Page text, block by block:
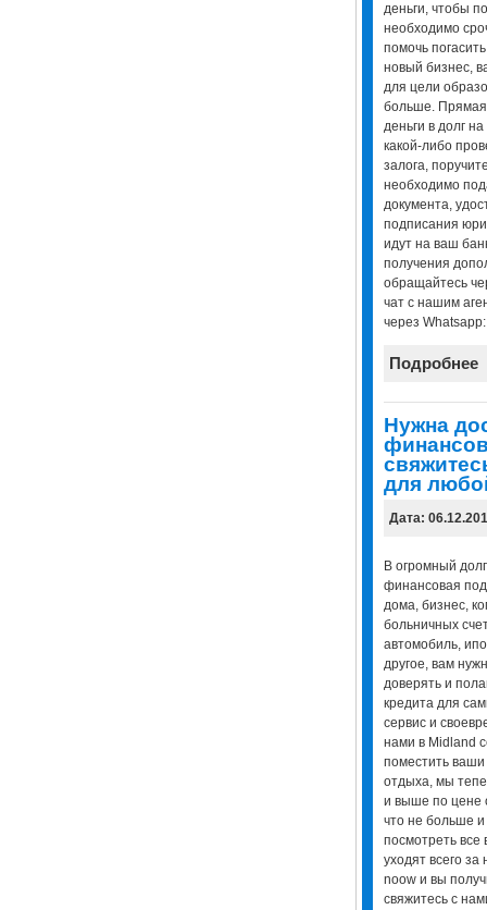
деньги, чтобы
необходимо
помочь
новый бизнес,
для цели
больше.
деньги в долг
какой-либо
залога,
необходимо
документа,
подписания
идут на ваш
получения
обращайтесь
чат с нашим
через
Подробнее
Нужна
для
Дата:
В огромный
финансовая
дома, бизнес,
больничных
автомобиль,
другое, вам
доверять и
кредита для
сервис и
нами в Midland
поместить
отдыха, мы
и выше по цене
что не больше
посмотреть
уходят всего
noow и вы
свяжитесь с